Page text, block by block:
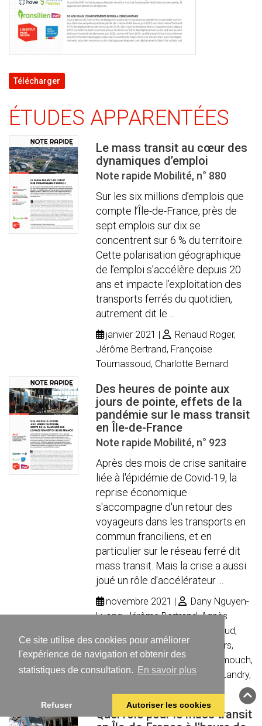
Ce site utilise des cookies pour améliorer
l'expérience de navigation et obtenir des
statistiques de consultation.
En savoir plus
Refuser Autoriser les cookies
Télécharger
ÉTUDES APPARENTÉES
Le mass transit au cœur des
dynamiques d’emploi
Note rapide Mobilité, n° 880
Sur les six millions d’emplois que
compte l’Île-de-France, près de
sept emplois sur dix se
concentrent sur 6 % du territoire.
Cette polarisation géographique
de l’emploi s’accélère depuis 20
ans et impacte l’exploitation des
transports ferrés du quotidien,
autrement dit le ...
janvier 2021
Renaud Roger,
Jérôme Bertrand, Françoise
Tournassoud, Charlotte Bernard
Des heures de pointe aux
jours de pointe, effets de la
pandémie sur le mass transit
en Île-de-France
Note rapide Mobilité, n° 923
Après des mois de crise sanitaire
liée à l'épidémie de Covid-19, la
reprise économique
s'accompagne d'un retour des
voyageurs dans les transports en
commun franciliens, et en
particulier sur le réseau ferré dit
mass transit. Mais la crise a aussi
joué un rôle d'accélérateur ...
novembre 2021
Dany Nguyen-
Luong, Jérôme Bertrand, Agnès
Grisoglio, Françoise Tournassoud,
Florence Prybyla, Sylvie Wouters,
Sylvain Coppéré, Ouiame Araamouch,
Paolo Chevalier, Aurore Fabre-Landry,
Quel rôle pour le mass transit